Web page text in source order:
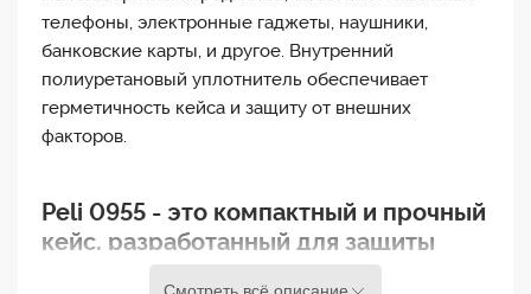
телефоны, электронные гаджеты, наушники,
банковские карты, и другое. Внутренний
полиуретановый уплотнитель обеспечивает
герметичность кейса и защиту от внешних
факторов.
Peli 0955 - это компактный и прочный
кейс, разработанный для защиты